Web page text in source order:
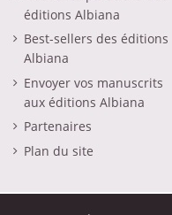
éditions Albiana
Best-sellers des éditions
Albiana
Envoyer vos manuscrits
aux éditions Albiana
Partenaires
Plan du site